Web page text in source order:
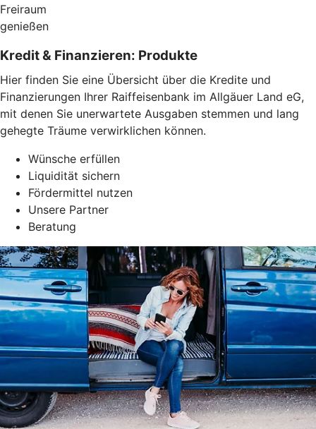
Freiraum
genießen
Kredit & Finanzieren: Produkte
Hier finden Sie eine Übersicht über die Kredite und
Finanzierungen Ihrer Raiffeisenbank im Allgäuer Land eG,
mit denen Sie unerwartete Ausgaben stemmen und lang
gehegte Träume verwirklichen können.
Wünsche erfüllen
Liquidität sichern
Fördermittel nutzen
Unsere Partner
Beratung